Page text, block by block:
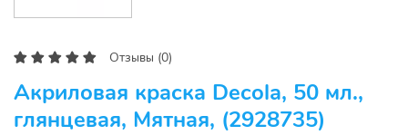
Отзывы (0)
Акриловая краска Decola, 50 мл.,
глянцевая, Мятная, (2928735)